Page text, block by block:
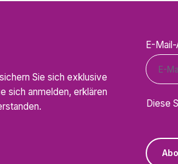
Sie sich exklusive
sich anmelden, erklären
E-
Diese